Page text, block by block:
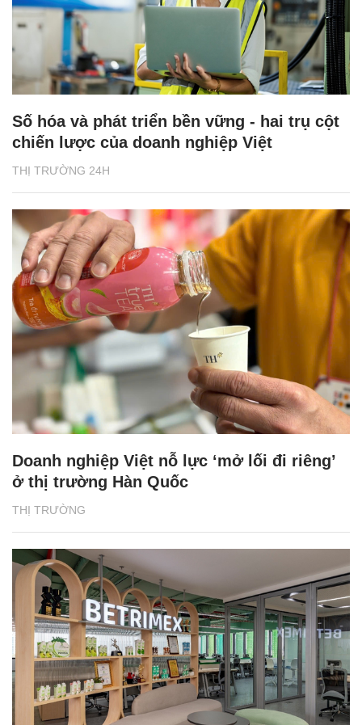
THỊ TRƯỜNG 24H
Số hóa và phát triển bền vững - hai trụ cột
chiến lược của doanh nghiệp Việt
THỊ TRƯỜNG
Doanh nghiệp Việt nỗ lực ‘mở lối đi riêng’
ở thị trường Hàn Quốc